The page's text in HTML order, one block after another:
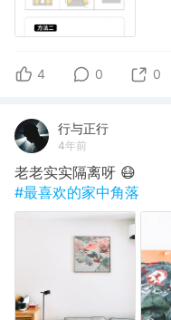
4 0 0
行与正行
4年前
老老实实隔离呀 😷
#最喜欢的家中角落